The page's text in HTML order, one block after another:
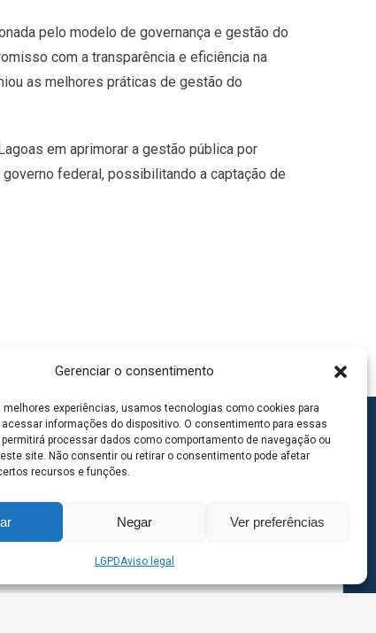
Gerenciar o consentimento
melhores experiências, usamos tecnologias como cookies para
informações do dispositivo. O consentimento para essas
processar dados como comportamento de navegação ou
site. Não consentir ou retirar o consentimento pode afetar
recursos e funções.
Negar Ver preferências
LGPDAviso legal
pelo modelo de governança e gestão do
com a transparência e eficiência na
as melhores práticas de gestão do
em aprimorar a gestão pública por
federal, possibilitando a captação de